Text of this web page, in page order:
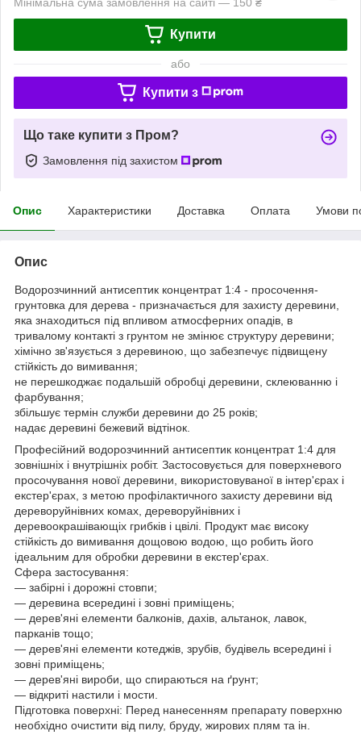
Купити
або
Купити з
Що таке купити з Пром?
Замовлення під захистом
Опис Характеристики Доставка Оплата Умови
Опис
Водорозчинний антисептик концентрат 1:4 - просочення-
грунтовка для дерева - призначається для захисту деревини,
яка знаходиться під впливом атмосферних опадів, в
тривалому контакті з грунтом не змінює структуру деревини;
хімічно зв'язується з деревиною, що забезпечує підвищену
стійкість до вимивання;
не перешкоджає подальшій обробці деревини, склеюванню і
фарбування;
збільшує термін служби деревини до 25 років;
надає деревині бежевий відтінок.
Професійний водорозчинний антисептик концентрат 1:4 для
зовнішніх і внутрішніх робіт. Застосовується для поверхневого
просочування нової деревини, використовуваної в інтер'єрах і
екстер'єрах, з метою профілактичного захисту деревини від
дереворуйнівних комах, дереворуйнівних і
деревоокрашівающіх грибків і цвілі. Продукт має високу
стійкість до вимивання дощовою водою, що робить його
ідеальним для обробки деревини в екстер'єрах.
Сфера застосування:
— забірні і дорожні стовпи;
— деревина всередині і зовні приміщень;
— дерев'яні елементи балконів, дахів, альтанок, лавок,
парканів тощо;
— дерев'яні елементи котеджів, зрубів, будівель всередині і
зовні приміщень;
— дерев'яні вироби, що спираються на ґрунт;
— відкриті настили і мости.
Підготовка поверхні: Перед нанесенням препарату поверхню
необхідно очистити від пилу, бруду, жирових плям та ін.